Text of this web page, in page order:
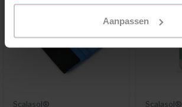
Aanpassen
Scalasol® Scalasol®